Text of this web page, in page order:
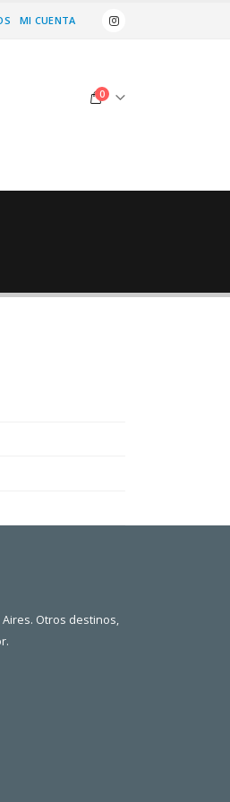
MI CUENTA
0
Aires. Otros destinos,